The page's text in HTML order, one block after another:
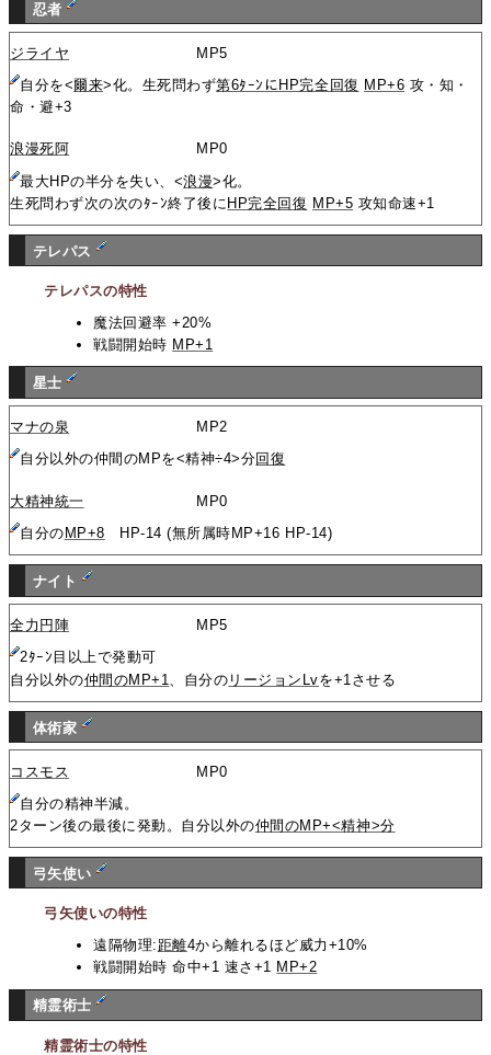
忍者
ジライヤ
MP5
自分を<爾来>化。生死問わず第6ﾀｰﾝにHP完全回復 MP+6 攻・知・
命・避+3
浪漫死阿
MP0
最大HPの半分を失い、<浪漫>化。
生死問わず次の次のﾀｰﾝ終了後に HP完全回復 MP+5 攻知命速+1
テレパス
テレパスの特性
魔法回避率 +20%
戦闘開始時 MP+1
星士
マナの泉
MP2
自分以外の仲間のMPを<精神÷4>分回復
大精神統一
MP0
自分の MP+8 HP-14 (無所属時MP+16 HP-14)
ナイト
全力円陣
MP5
2ﾀｰﾝ目以上で発動可
自分以外の仲間のMP+1 、自分の リージョンLvを+1させる
体術家
コスモス
MP0
自分の精神半減。
2ターン後の最後に発動。自分以外の仲間のMP+<精神>分
弓矢使い
弓矢使いの特性
遠隔物理: 距離4から離れるほど威力+10%
戦闘開始時 命中+1 速さ+1 MP+2
精霊術士
精霊術士の特性